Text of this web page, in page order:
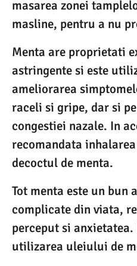
masarea zonei
masline, pentru a nu
Menta are proprietati
astringente si este
ameliorarea
raceli si gripe, dar si
congestiei nazale. In
recomandata
decoctul de menta.
Tot menta este un bun
complicate din viata,
perceput si
utilizarea uleiului de